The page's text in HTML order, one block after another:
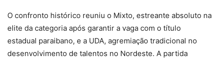
O confronto histórico reuniu o Mixto, estreante absoluto na
elite da categoria após garantir a vaga com o título
estadual paraibano, e a UDA, agremiação tradicional no
desenvolvimento de talentos no Nordeste. A partida